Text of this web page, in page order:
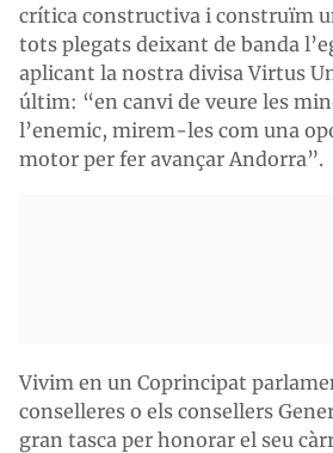
crítica constructiva i construïm
tots plegats deixant de banda
aplicant la nostra divisa Virtus
últim: “en canvi de veure les
l’enemic, mirem-les com una
motor per fer avançar Andorra”.
Vivim en un Coprincipat
conselleres o els consellers
gran tasca per honorar el seu